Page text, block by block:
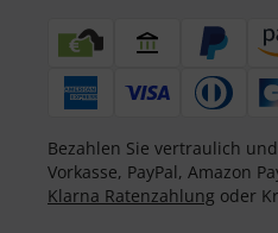
Bezahlen Sie vertraulich
Vorkasse, PayPal, Amazon
Klarna Ratenzahlung oder